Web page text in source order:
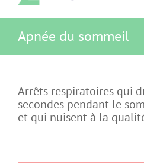
Apnée du sommeil
Arrêts respiratoires qui
secondes pendant le
et qui nuisent à la